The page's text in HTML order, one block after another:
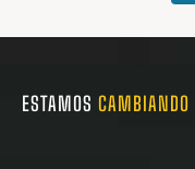
ESTAMOS CAMBIANDO